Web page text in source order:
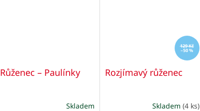
Růženec – Paulínky
Skladem
129 Kč
–50 %
Rozjímavý růženec
Skladem (4 ks)